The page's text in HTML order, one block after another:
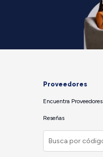
Proveedores
Encuentra Proveedores
Reseñas